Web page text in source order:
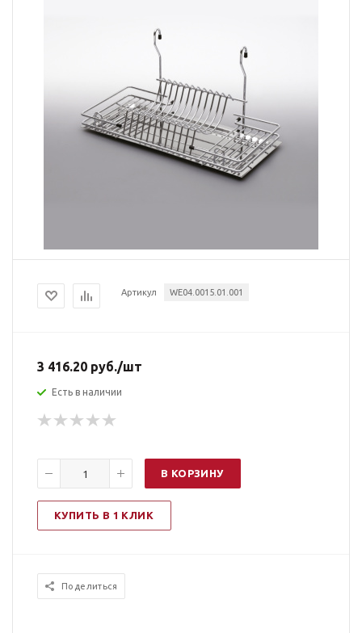
Артикул WE04.0015.01.001
3 416.20 руб./шт
Есть в наличии
В КОРЗИНУ
КУПИТЬ В 1 КЛИК
Поделиться